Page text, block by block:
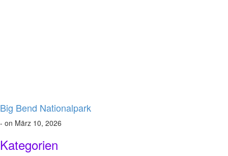
Big Bend Nationalpark
- on März 10, 2026
Kategorien